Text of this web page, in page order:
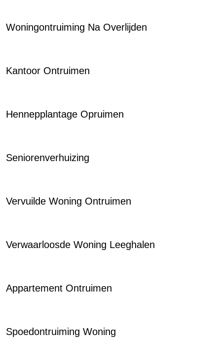
Woningontruiming Na Overlijden
Kantoor Ontruimen
Hennepplantage Opruimen
Seniorenverhuizing
Vervuilde Woning Ontruimen
Verwaarloosde Woning Leeghalen
Appartement Ontruimen
Spoedontruiming Woning